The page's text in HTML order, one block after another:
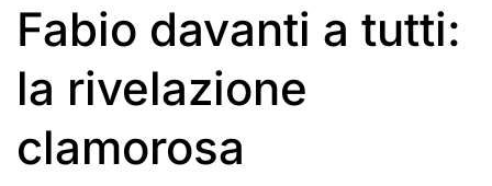
Fabio davanti a tutti:
la rivelazione
clamorosa